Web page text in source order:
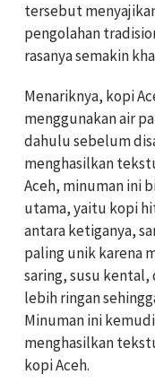
tersebut
pengolahan
rasanya semakin
Menariknya, kopi
menggunakan air
dahulu sebelum
menghasilkan
Aceh, minuman ini
utama, yaitu kopi
antara ketiganya,
paling unik karena
saring, susu kental,
lebih ringan
Minuman ini
menghasilkan
kopi Aceh.